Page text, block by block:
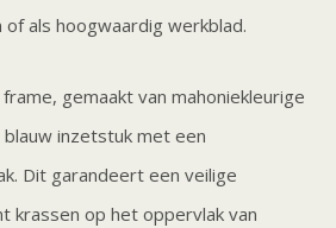
als hoogwaardig werkblad.
gemaakt van mahoniekleurige
inzetstuk met een
Dit garandeert een veilige
krassen op het oppervlak van